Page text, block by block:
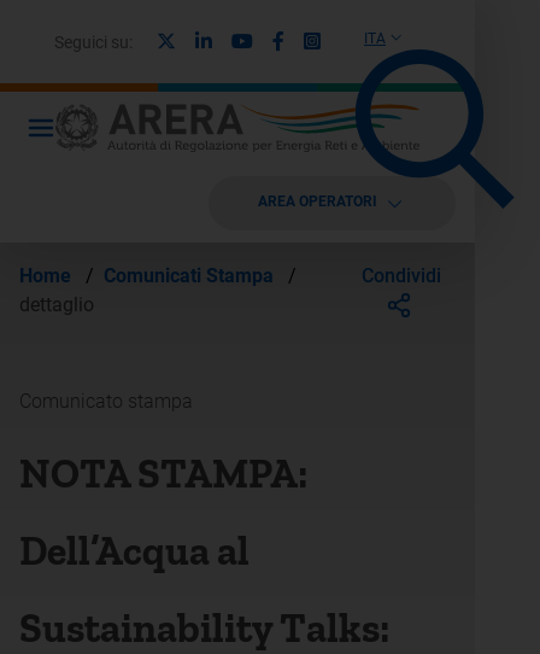
ITA
Seguici su: LinkedinYoutubeFacebook
Instagram
AREA OPERATORI
Home / Comunicati Stampa
/
dettaglio
Condividi
Comunicato stampa
NOTA STAMPA:
Dell’Acqua al
Sustainability Talks: